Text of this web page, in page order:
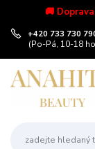
🚚
+420 733 730
(Po-Pá, 10-18